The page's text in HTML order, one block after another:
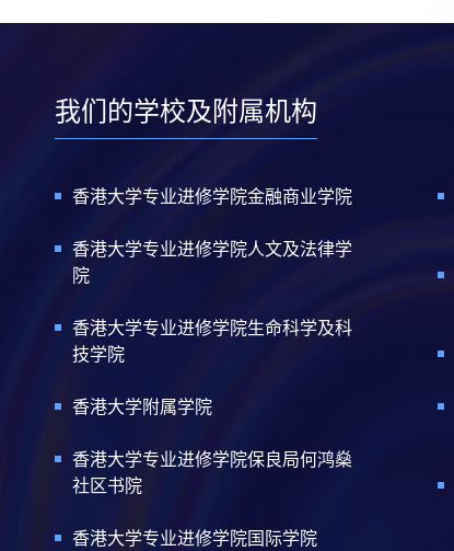
我们的学校及附属机构
香港大学专业进修学院金融商业学院
香港大学专业进修学院人文及法律学
院
香港大学专业进修学院生命科学及科
技学院
香港大学附属学院
香港大学专业进修学院保良局何鸿燊
社区书院
香港大学专业进修学院国际学院